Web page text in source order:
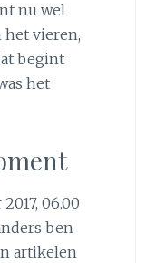
nu wel
het vieren,
begint
het
06.00
ben
artikelen